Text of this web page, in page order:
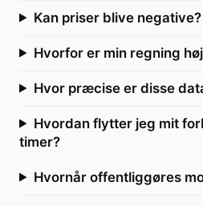
Kan priser blive negative?
Hvorfor er min regning
Hvor præcise er disse
Hvordan flytter jeg mit
timer?
Hvornår offentliggøres